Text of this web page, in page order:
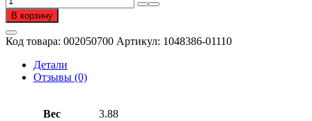
товара
Колье
из
серебра
пробы
В корзину
Код товара: 002050700 Артикул: 1048386-01110
Детали
Отзывы (0)
Вес 3.88